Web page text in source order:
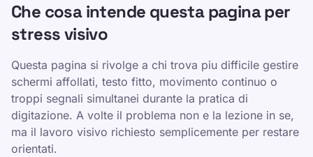
Che cosa intende questa pagina per
stress visivo
Questa pagina si rivolge a chi trova piu difficile gestire
schermi affollati, testo fitto, movimento continuo o
troppi segnali simultanei durante la pratica di
digitazione. A volte il problema non e la lezione in se,
ma il lavoro visivo richiesto semplicemente per restare
orientati.